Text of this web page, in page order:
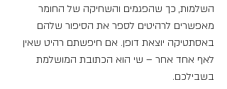
השלמות, כך שהפגמים והשחיקה של החומר
מאפשרים לרהיטים לספר את הסיפור שלהם
באסתטיקה יוצאת דופן. אם חיפשתם רהיט שאין
לאף אחד אחר – שי הוא הכתובת המושלמת
בשבילכם.